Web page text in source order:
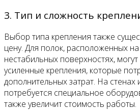
3. Тип и сложность
Выбор типа крепления также
цену. Для полок, расположенных
нестабильных поверхностях,
усиленные крепления, которые
дополнительных затрат. На стенах
потребуется специальное
также увеличит стоимость работы.